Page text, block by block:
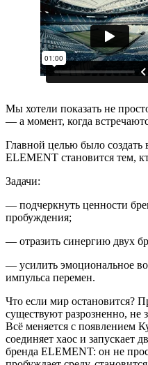
Мы хотели показать не
— а момент, когда
Главной целью было создать
ELEMENT становится тем,
Задачи:
— подчеркнуть ценности
пробуждения;
— отразить синергию двух
— усилить эмоциональное
импульса перемен.
Что если мир остановится?
существуют разрозненно, не
Всё меняется с появлением
соединяет хаос и запускает
бренда ELEMENT: он не